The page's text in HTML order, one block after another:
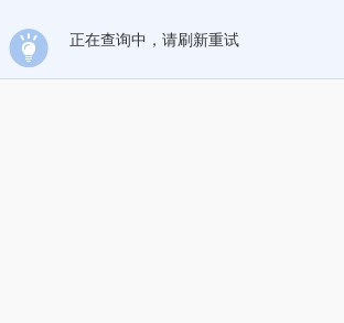
正在查询中，请刷新重试